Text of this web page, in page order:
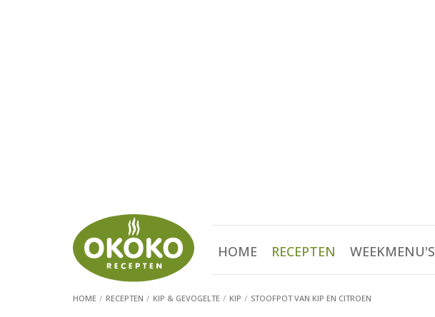
HOME RECEPTEN WEEKMENU'S
HOME RECEPTEN KIP & GEVOGELTE KIP STOOFPOT VAN KIP EN CITROEN